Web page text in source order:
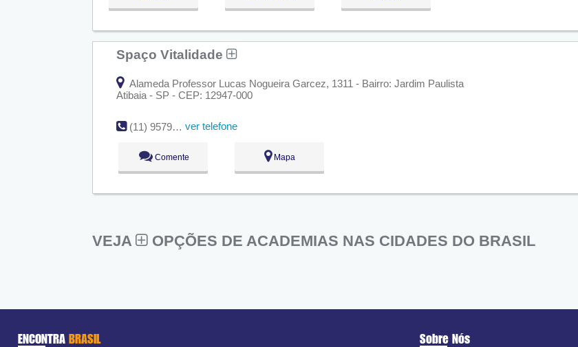
Spaço Vitalidade
Alameda Professor Lucas Nogueira Garcez, 1311 - Bairro: Jardim Paulista
Atibaia - SP - CEP: 12947-000
(11) 9579-3660 ver telefone
Comente Mapa
VEJA OPÇÕES DE ACADEMIAS NAS CIDADES DO BRASIL
ENCONTRA BRASIL Sobre Nós